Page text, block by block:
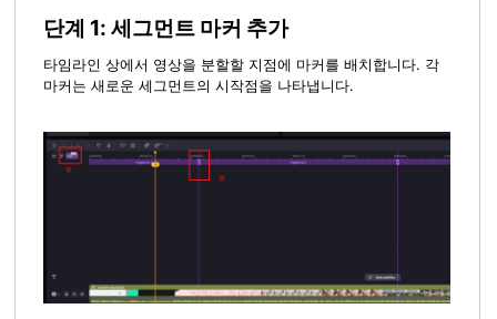
단계 1: 세그먼트 마커 추가
타임라인 상에서 영상을 분할할 지점에 마커를 배치합니다. 각
마커는 새로운 세그먼트의 시작점을 나타냅니다.